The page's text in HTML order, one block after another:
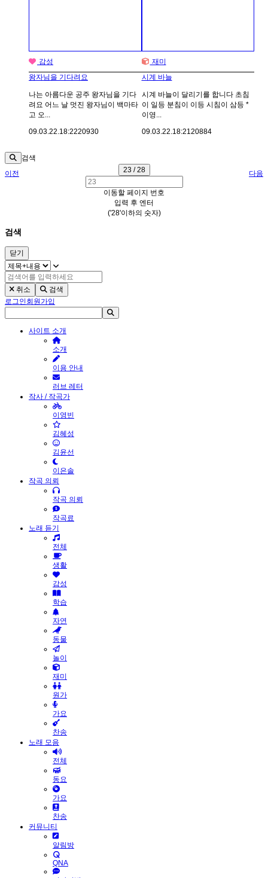
감성
왕자님을 기다려요
나는 아름다운 공주 왕자님을 기다
려요 어느 날 멋진 왕자님이 백마타
고 오...
09.03.22.18:2220930
재미
시계 바늘
시계 바늘이 달리기를 합니다 초침
이 일등 분침이 이등 시침이 삼등 *
이영...
09.03.22.18:2120884
검색
이전
23 / 28
이동할 페이지 번호
입력 후 엔터
('28'이하의 숫자)
다음
검색
닫기
취소
검색
로그인회원가입
사이트 소개
소개
이용 안내
러브 레터
작사 / 작곡가
이영빈
김혜성
김윤선
이은솔
작곡 의뢰
작곡 의뢰
작곡료
노래 듣기
전체
생활
감성
학습
자연
동물
놀이
재미
원가
가요
찬송
노래 모음
전체
동요
가요
찬송
커뮤니티
알림방
QNA